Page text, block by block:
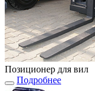
Позиционер для вил
Подробнее